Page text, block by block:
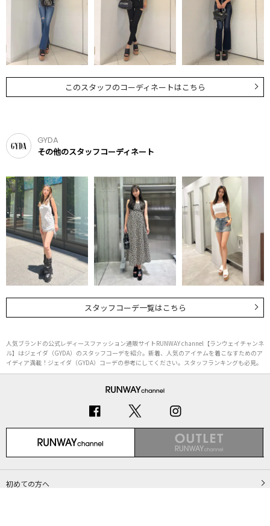
このスタッフのコーディネートはこちら
GYDA
その他のスタッフコーディネート
スタッフコーデ一覧はこちら
人気ブランドの公式レディースファッション通販サイトRUNWAY channel【ランウェイチャンネ
ル】はジェイダ（GYDA）のスタッフコーデを紹介。新着、人気のアイテムを着こなすためのア
イディア満載！ジェイダ（GYDA）コーデの参考にしてください。スタッフランキングも必見。
初めての方へ